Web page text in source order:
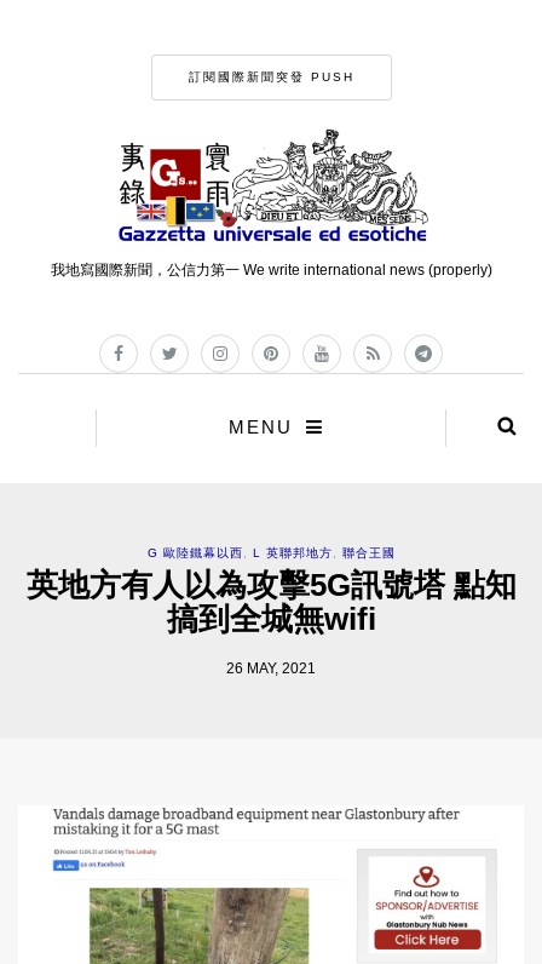
訂閱國際新聞突發 PUSH
我地寫國際新聞，公信力第一 We write international news (properly)
MENU
G 歐陸鐵幕以西 L 英聯邦地方 聯合王國
英地方有人以為攻擊5G訊號塔 點知
搞到全城無wifi
26 MAY, 2021